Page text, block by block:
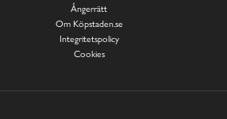
Ångerrätt
Om Köpstaden.se
Integritetspolicy
Cookies